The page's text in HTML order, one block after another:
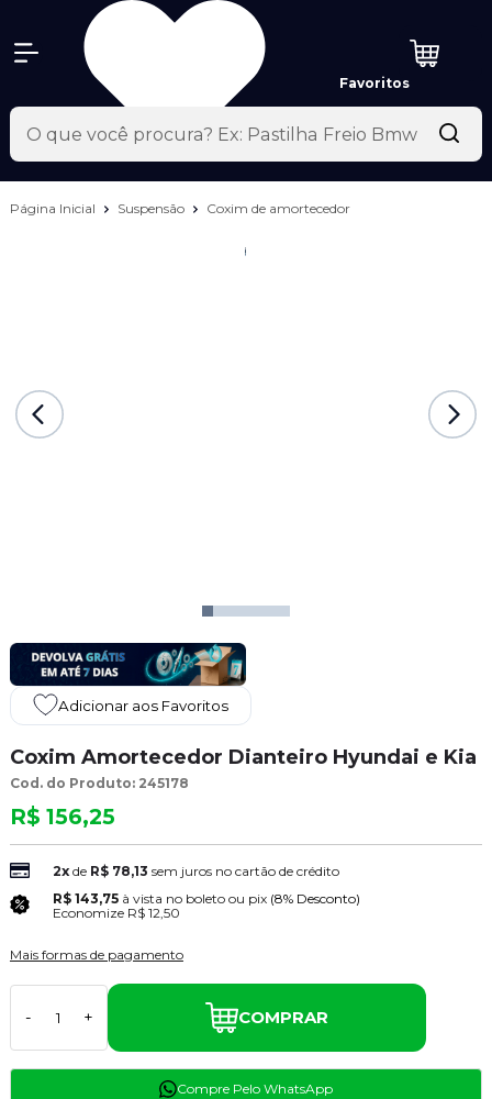
Favoritos
Página Inicial Suspensão Coxim de amortecedor
Adicionar aos Favoritos
Coxim Amortecedor Dianteiro Hyundai e Kia
Cod. do Produto: 245178
R$ 156,25
2xde R$ 78,13 sem juros no cartão de crédito
R$ 143,75 à vista no boleto ou pix (8% Desconto)
Economize R$ 12,50
Mais formas de pagamento
- + COMPRAR
Compre Pelo WhatsApp